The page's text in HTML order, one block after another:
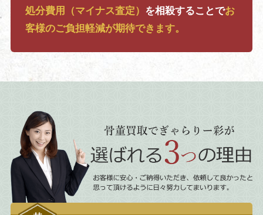
処分費用（マイナス査定） を相殺することでお
客様のご負担軽減が期待できます。